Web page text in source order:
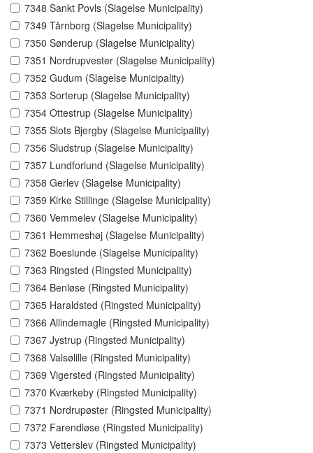
7348 Sankt Povls (Slagelse Municipality)
7349 Tårnborg (Slagelse Municipality)
7350 Sønderup (Slagelse Municipality)
7351 Nordrupvester (Slagelse Municipality)
7352 Gudum (Slagelse Municipality)
7353 Sorterup (Slagelse Municipality)
7354 Ottestrup (Slagelse Municipality)
7355 Slots Bjergby (Slagelse Municipality)
7356 Sludstrup (Slagelse Municipality)
7357 Lundforlund (Slagelse Municipality)
7358 Gerlev (Slagelse Municipality)
7359 Kirke Stillinge (Slagelse Municipality)
7360 Vemmelev (Slagelse Municipality)
7361 Hemmeshøj (Slagelse Municipality)
7362 Boeslunde (Slagelse Municipality)
7363 Ringsted (Ringsted Municipality)
7364 Benløse (Ringsted Municipality)
7365 Haraldsted (Ringsted Municipality)
7366 Allindemagle (Ringsted Municipality)
7367 Jystrup (Ringsted Municipality)
7368 Valsølille (Ringsted Municipality)
7369 Vigersted (Ringsted Municipality)
7370 Kværkeby (Ringsted Municipality)
7371 Nordrupøster (Ringsted Municipality)
7372 Farendløse (Ringsted Municipality)
7373 Vetterslev (Ringsted Municipality)